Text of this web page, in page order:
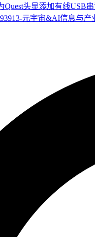
Quest头显添加有线USB